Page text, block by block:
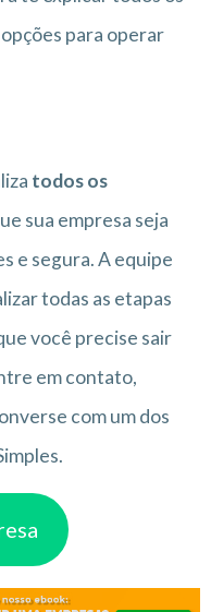
para operar
todos os
sua empresa seja
e segura. A equipe
todas as etapas
você precise sair
em contato,
com um dos